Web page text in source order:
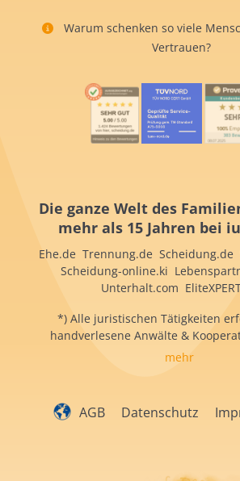
Warum schenken so viele
Vertrauen?
Die ganze Welt des
mehr als 15 Jahren bei
Ehe.de Trennung.de Scheidung.de
Scheidung-online.ki
Unterhalt.com
*) Alle juristischen Tätigkeiten
handverlesene Anwälte &
mehr
AGB Datenschutz